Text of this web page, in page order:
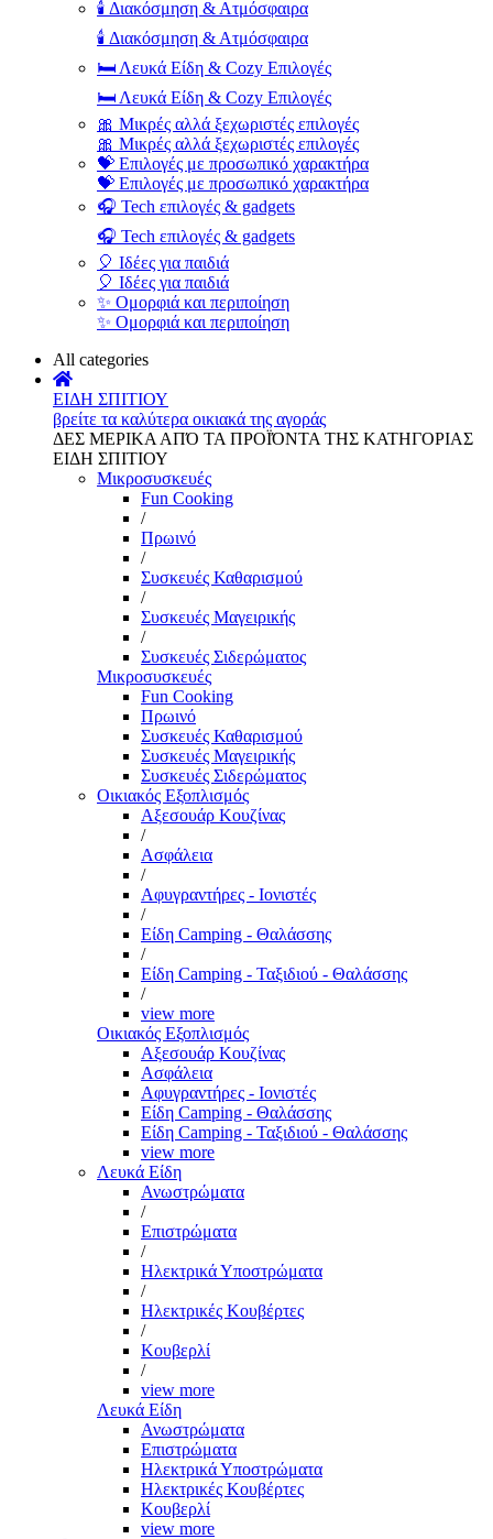
🕯️ Διακόσμηση & Ατμόσφαιρα
🕯️ Διακόσμηση & Ατμόσφαιρα
🛏️ Λευκά Είδη & Cozy Επιλογές
🛏️ Λευκά Είδη & Cozy Επιλογές
🎀 Μικρές αλλά ξεχωριστές επιλογές
🎀 Μικρές αλλά ξεχωριστές επιλογές
💝 Επιλογές με προσωπικό χαρακτήρα
💝 Επιλογές με προσωπικό χαρακτήρα
🎧 Tech επιλογές & gadgets
🎧 Tech επιλογές & gadgets
🎈 Ιδέες για παιδιά
🎈 Ιδέες για παιδιά
✨ Ομορφιά και περιποίηση
✨ Ομορφιά και περιποίηση
All categories
ΕΙΔΗ ΣΠΙΤΙΟΥ
βρείτε τα καλύτερα οικιακά της αγοράς
ΔΕΣ ΜΕΡΙΚΑ ΑΠΌ ΤΑ ΠΡΟΪΌΝΤΑ ΤΗΣ ΚΑΤΗΓΟΡΙΑΣ
ΕΙΔΗ ΣΠΙΤΙΟΥ
Μικροσυσκευές
Fun Cooking
/
Πρωινό
/
Συσκευές Καθαρισμού
/
Συσκευές Μαγειρικής
/
Συσκευές Σιδερώματος
Μικροσυσκευές
Fun Cooking
Πρωινό
Συσκευές Καθαρισμού
Συσκευές Μαγειρικής
Συσκευές Σιδερώματος
Οικιακός Εξοπλισμός
Αξεσουάρ Κουζίνας
/
Ασφάλεια
/
Αφυγραντήρες - Ιονιστές
/
Είδη Camping - Θαλάσσης
/
Είδη Camping - Ταξιδιού - Θαλάσσης
/
view more
Οικιακός Εξοπλισμός
Αξεσουάρ Κουζίνας
Ασφάλεια
Αφυγραντήρες - Ιονιστές
Είδη Camping - Θαλάσσης
Είδη Camping - Ταξιδιού - Θαλάσσης
view more
Λευκά Είδη
Ανωστρώματα
/
Επιστρώματα
/
Ηλεκτρικά Υποστρώματα
/
Ηλεκτρικές Κουβέρτες
/
Κουβερλί
/
view more
Λευκά Είδη
Ανωστρώματα
Επιστρώματα
Ηλεκτρικά Υποστρώματα
Ηλεκτρικές Κουβέρτες
Κουβερλί
view more